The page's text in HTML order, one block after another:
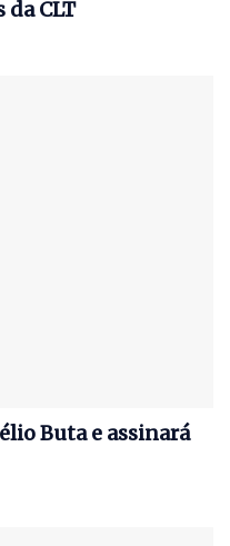
CLT
Buta e assinará